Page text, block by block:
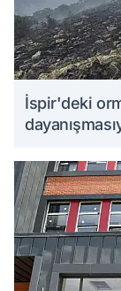
İspir'deki